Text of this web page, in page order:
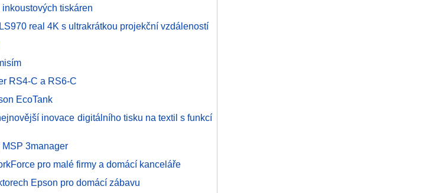
tiskáren
real 4K s ultrakrátkou projekční vzdáleností
RS4-C a RS6-C
EcoTank
inovace digitálního tisku na textil s funkcí
3manager
pro malé firmy a domácí kanceláře
Epson pro domácí zábavu